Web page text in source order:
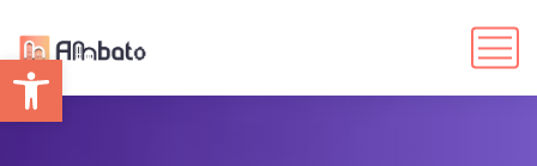
Abrir barra de herramientas